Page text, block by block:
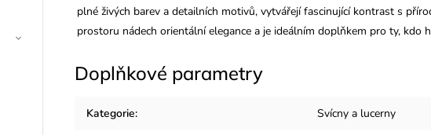
plné živých barev a detailních motivů, vytvářejí fascinující kontrast s
prostoru nádech orientální elegance a je ideálním doplňkem pro ty, kdo
Doplňkové parametry
Kategorie: Svícny a lucerny